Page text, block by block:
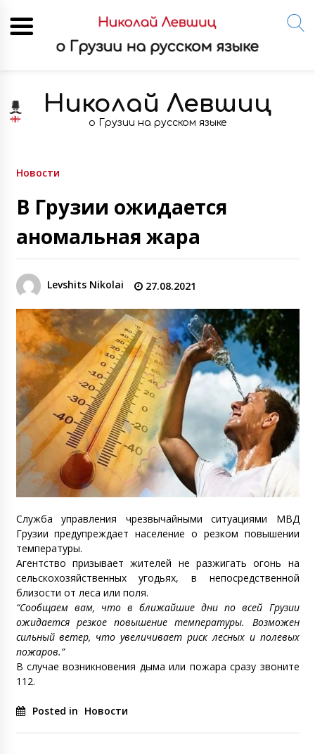
content
Николай Левшиц
о Грузии на русском языке
Новости
В Грузии ожидается
аномальная жара
Levshits Nikolai 27.08.2021
Служба управления чрезвычайными ситуациями МВД
Грузии предупреждает население о резком повышении
температуры.
Агентство призывает жителей не разжигать огонь на
сельскохозяйственных угодьях, в непосредственной
близости от леса или поля.
“Сообщаем вам, что в ближайшие дни по всей Грузии
ожидается резкое повышение температуры. Возможен
сильный ветер, что увеличивает риск лесных и полевых
пожаров.”
В случае возникновения дыма или пожара сразу звоните
112.
Posted in Новости